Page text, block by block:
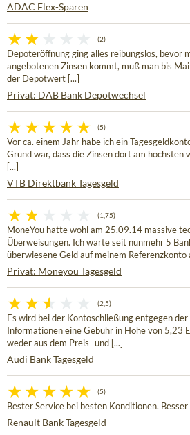
ADAC Flex-Sparen
(2)
Depoteröffnung ging alles reibungslos, bevor
angebotenen Zinsen kommt, muß man bis
der Depotwert [...]
Privat: DAB Bank Depotwechsel
(5)
Vor ca. einem Jahr habe ich ein
Grund war, dass die Zinsen dort am höchsten
[...]
VTB Direktbank Tagesgeld
(1,75)
MoneYou hatte wohl am 25.09.14 massive
Überweisungen. Ich warte seit nunmehr 5
überwiesene Geld auf meinem Referenzkonto
Privat: Moneyou Tagesgeld
(2,5)
Es wird bei der Kontoschließung entgegen
Informationen eine Gebühr in Höhe von 5,23
weder aus dem Preis- und [...]
Audi Bank Tagesgeld
(5)
Bester Service bei besten Konditionen.
Renault Bank Tagesgeld